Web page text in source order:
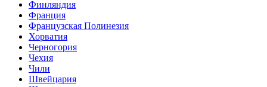
Финляндия
Франция
Французская Полинезия
Хорватия
Черногория
Чехия
Чили
Швейцария